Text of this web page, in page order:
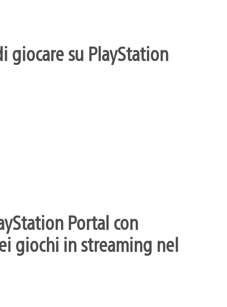
giocare su PlayStation
Portal con
giochi in streaming nel